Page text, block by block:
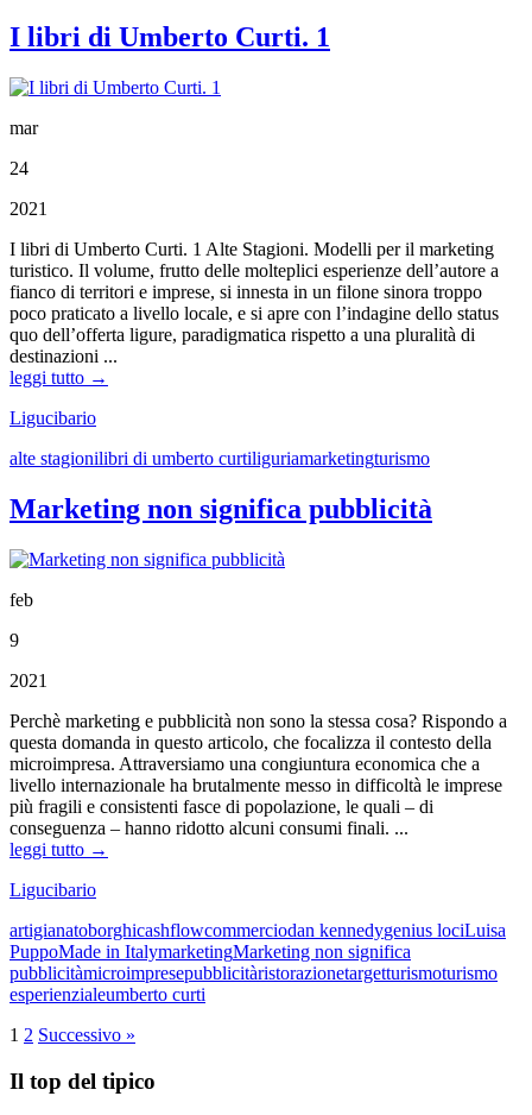
I libri di Umberto Curti. 1
mar
24
2021
I libri di Umberto Curti. 1 Alte Stagioni. Modelli per il marketing
turistico. Il volume, frutto delle molteplici esperienze dell’autore a
fianco di territori e imprese, si innesta in un filone sinora troppo
poco praticato a livello locale, e si apre con l’indagine dello status
quo dell’offerta ligure, paradigmatica rispetto a una pluralità di
destinazioni ...
leggi tutto →
Ligucibario
alte stagionilibri di umberto curtiliguriamarketingturismo
Marketing non significa pubblicità
feb
9
2021
Perchè marketing e pubblicità non sono la stessa cosa? Rispondo a
questa domanda in questo articolo, che focalizza il contesto della
microimpresa. Attraversiamo una congiuntura economica che a
livello internazionale ha brutalmente messo in difficoltà le imprese
più fragili e consistenti fasce di popolazione, le quali – di
conseguenza – hanno ridotto alcuni consumi finali. ...
leggi tutto →
Ligucibario
artigianatoborghicashflowcommerciodan kennedygenius lociLuisa
PuppoMade in ItalymarketingMarketing non significa
pubblicitàmicroimpresepubblicitàristorazionetargetturismoturismo
esperienzialeumberto curti
1 2 Successivo »
Il top del tipico